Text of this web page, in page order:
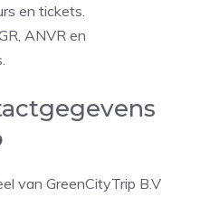
en tickets.
ANVR en
van GreenCityTrip B.V